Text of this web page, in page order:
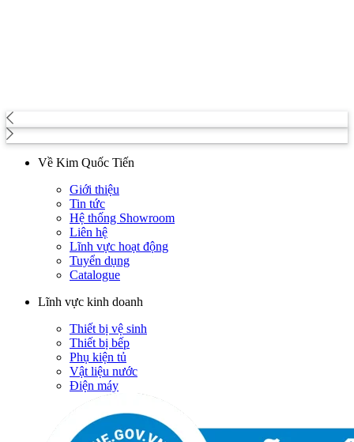
Về Kim Quốc Tiến
Giới thiệu
Tin tức
Hệ thống Showroom
Liên hệ
Lĩnh vực hoạt động
Tuyển dụng
Catalogue
Lĩnh vực kinh doanh
Thiết bị vệ sinh
Thiết bị bếp
Phụ kiện tủ
Vật liệu nước
Điện máy